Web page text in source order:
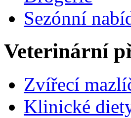
Sezónní
Veterinární
Zvířecí
Klinické